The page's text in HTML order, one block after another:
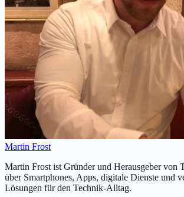
Martin Frost
Martin Frost ist Gründer und Herausgeber von
über Smartphones, Apps, digitale Dienste und
Lösungen für den Technik-Alltag.